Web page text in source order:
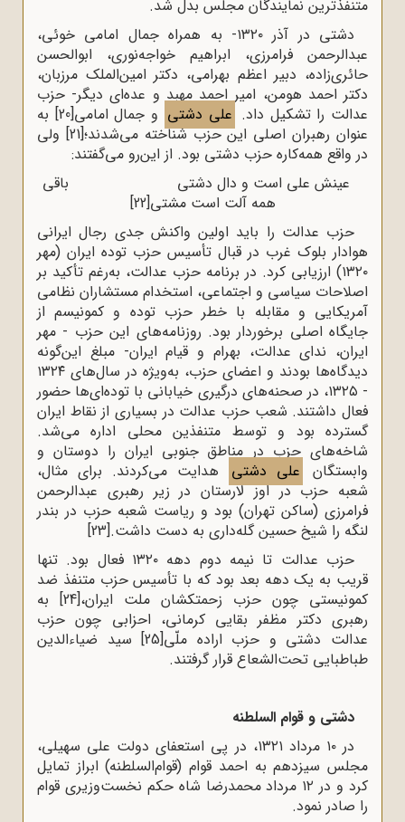
متنفذترین نمایندگان مجلس بدل شد.
دشتی در آذر ۱۳۲۰- به همراه جمال امامی خوئی،
عبدالرحمن فرامرزی، ابراهیم خواجه‌نوری، ابوالحسن
حائری‌زاده، دبیر اعظم بهرامی، دکتر امین‌الملک مرزبان،
دکتر احمد هومن، امیر احمد مهبد و عده‌ای دیگر- حزب
عدالت را تشکیل داد. علی دشتی و جمال امامی[20]
به
عنوان رهبران اصلی این حزب شناخته می‌شدند؛[21]
ولی
در واقع همه‌کاره حزب دشتی بود. از این‌رو می‌گفتند:
عینش علی است و دال دشتی باقی
همه آلت است مشتی[22]
حزب عدالت را باید اولین واکنش جدی رجال ایرانی
هوادار بلوک غرب در قبال تأسیس حزب توده ایران (مهر
۱۳۲۰) ارزیابی کرد. در برنامه حزب عدالت، به‌رغم تأکید بر
اصلاحات سیاسی و اجتماعی، استخدام مستشاران نظامی
آمریکایی و مقابله با خطر حزب توده و کمونیسم از
جایگاه اصلی برخوردار بود. روزنامه‌های این حزب - مهر
ایران، ندای عدالت، بهرام و قیام ایران- مبلغ این‌گونه
دیدگاه‌ها بودند و اعضای حزب، به‌ویژه در سال‌های ۱۳۲۴
- ۱۳۲۵، در صحنه‌های درگیری خیابانی با توده‌ای‌ها حضور
فعال داشتند. شعب حزب عدالت در بسیاری از نقاط ایران
گسترده بود و توسط متنفذین محلی اداره می‌شد.
شاخه‌های حزب در مناطق جنوبی ایران را دوستان و
وابستگان علی دشتی
هدایت می‌کردند. برای مثال،
شعبه حزب در اوز لارستان در زیر رهبری عبدالرحمن
فرامرزی (ساکن تهران) بود و ریاست شعبه حزب در بندر
لنگه را شیخ حسین گله‌داری به دست داشت.[23]
حزب عدالت تا نیمه دوم دهه ۱۳۲۰ فعال بود. تنها
قریب به یک دهه بعد بود که با تأسیس حزب متنفذ ضد
کمونیستی چون حزب زحمتکشان ملت ایران،[24]
به
رهبری دکتر مظفر بقایی کرمانی، احزابی چون حزب
عدالت دشتی و حزب اراده ملّی[25]
سید ضیاءالدین
طباطبایی تحت‌الشعاع قرار گرفتند.
دشتی و قوام السلطنه
در ۱۰ مرداد ۱۳۲۱، در پی استعفای دولت علی سهیلی،
مجلس سیزدهم به احمد قوام (قوام‌السلطنه) ابراز تمایل
کرد و در ۱۲ مرداد محمدرضا شاه حکم نخست‌وزیری قوام
را صادر نمود.